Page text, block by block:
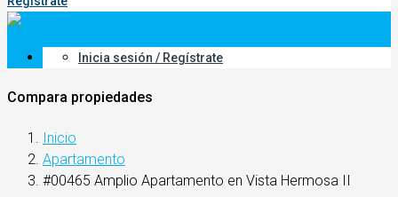
Inicia sesión / Regístrate
Compara propiedades
Inicio
Apartamento
#00465 Amplio Apartamento en Vista Hermosa II